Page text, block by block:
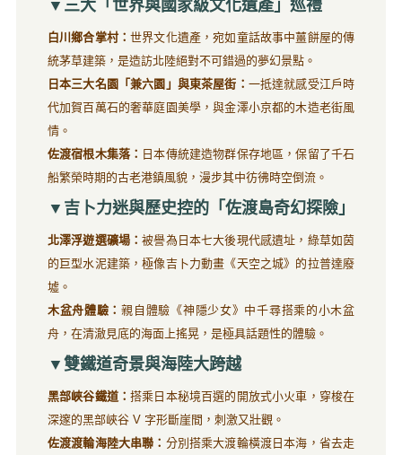
▼三大「世界與國家級文化遺產」巡禮
白川鄉合掌村：世界文化遺產，宛如童話故事中薑餅屋的傳
統茅草建築，是造訪北陸絕對不可錯過的夢幻景點。
日本三大名園「兼六園」與東茶屋街： 一抵達就感受江戶時
代加賀百萬石的奢華庭園美學，與金澤小京都的木造老街風
情。
佐渡宿根木集落： 日本傳統建造物群保存地區，保留了千石
船繁榮時期的古老港鎮風貌，漫步其中彷彿時空倒流。
▼吉卜力迷與歷史控的「佐渡島奇幻探險」
北澤浮遊選礦場：被譽為日本七大後現代感遺址，綠草如茵
的巨型水泥建築，極像吉卜力動畫《天空之城》的拉普達廢
墟。
木盆舟體驗：親自體驗《神隱少女》中千尋搭乘的小木盆
舟，在清澈見底的海面上搖晃，是極具話題性的體驗。
▼雙鐵道奇景與海陸大跨越
黑部峽谷鐵道：搭乘日本秘境百選的開放式小火車，穿梭在
深邃的黑部峽谷 V 字形斷崖間，刺激又壯觀。
佐渡渡輪海陸大串聯： 分別搭乘大渡輪橫渡日本海，省去走